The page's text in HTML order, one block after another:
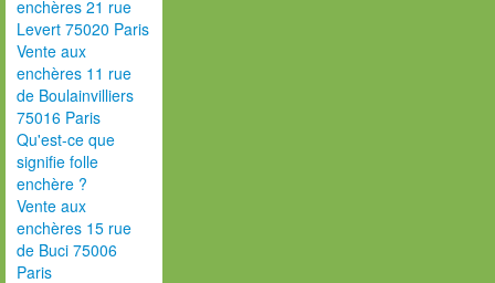
enchères 21 rue
Levert 75020 Paris
Vente aux
enchères 11 rue
de Boulainvilliers
75016 Paris
Qu'est-ce que
signifie folle
enchère ?
Vente aux
enchères 15 rue
de Buci 75006
Paris